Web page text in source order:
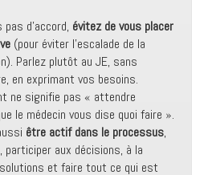
pas d’accord, évitez de vous placer
(pour éviter l’escalade de la
Parlez plutôt au JE, sans
en exprimant vos besoins.
ne signifie pas « attendre
le médecin vous dise quoi faire ».
être actif dans le processus,
participer aux décisions, à la
et faire tout ce qui est